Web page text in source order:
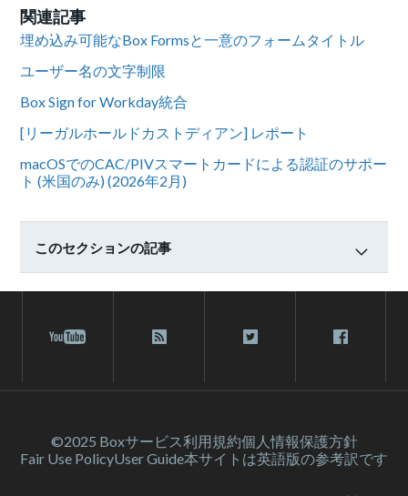
関連記事
埋め込み可能なBox Formsと一意のフォームタイトル
ユーザー名の文字制限
Box Sign for Workday統合
[リーガルホールドカストディアン] レポート
macOSでのCAC/PIVスマートカードによる認証のサポー
ト (米国のみ) (2026年2月)
このセクションの記事
©2025 Boxサービス利⽤規約個人情報保護方針
Fair Use PolicyUser Guide本サイトは英語版の参考訳です